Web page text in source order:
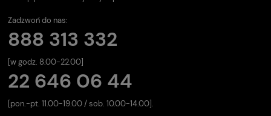
Zadzwoń do nas:
888 313 332
[w godz. 8.00-22.00]
22 646 06 44
[pon.-pt. 11.00-19.00 / sob. 10.00-14.00].